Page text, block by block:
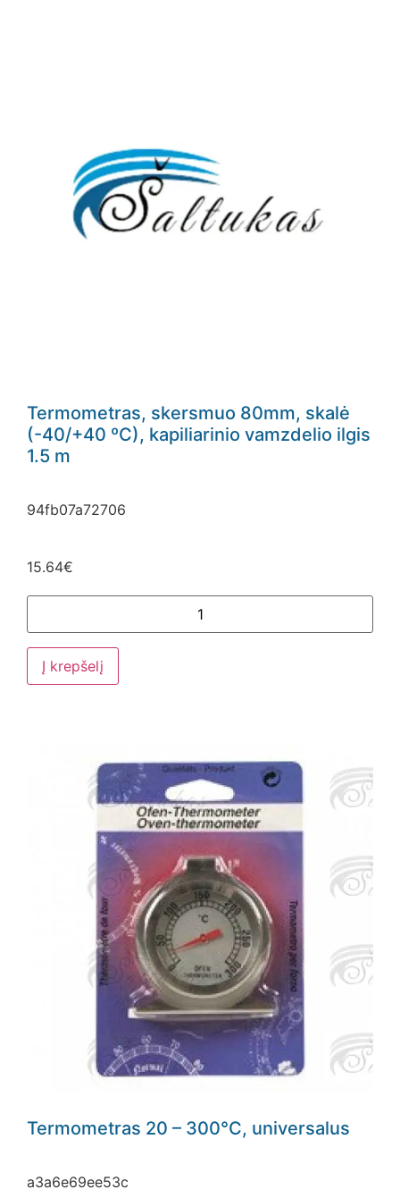
Termometras, skersmuo 80mm, skalė
(-40/+40 ºC), kapiliarinio vamzdelio ilgis
1.5 m
94fb07a72706
15.64€
Į krepšelį
Termometras 20 – 300°C, universalus
a3a6e69ee53c